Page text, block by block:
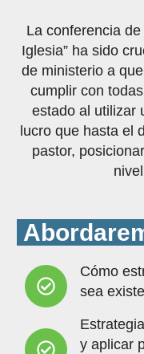
La conferencia
Iglesia” ha sido
de ministerio a
cumplir con
estado al utilizar
lucro que hasta el
pastor,
Cómo
sea
y aplicar